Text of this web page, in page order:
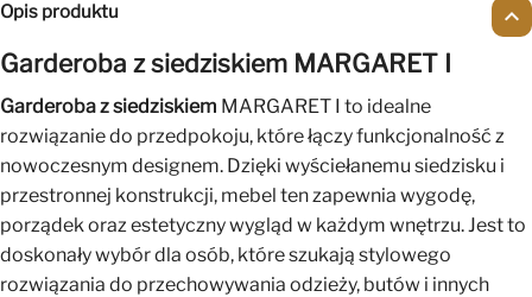
Opis produktu expand_less
Garderoba z siedziskiem MARGARET I
Garderoba z siedziskiem MARGARET I to idealne
rozwiązanie do przedpokoju, które łączy funkcjonalność z
nowoczesnym designem. Dzięki wyściełanemu siedzisku i
przestronnej konstrukcji, mebel ten zapewnia wygodę,
porządek oraz estetyczny wygląd w każdym wnętrzu. Jest to
doskonały wybór dla osób, które szukają stylowego
rozwiązania do przechowywania odzieży, butów i innych